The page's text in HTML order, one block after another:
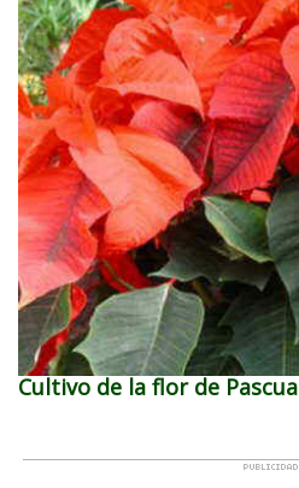
Cultivo de la flor de Pascua